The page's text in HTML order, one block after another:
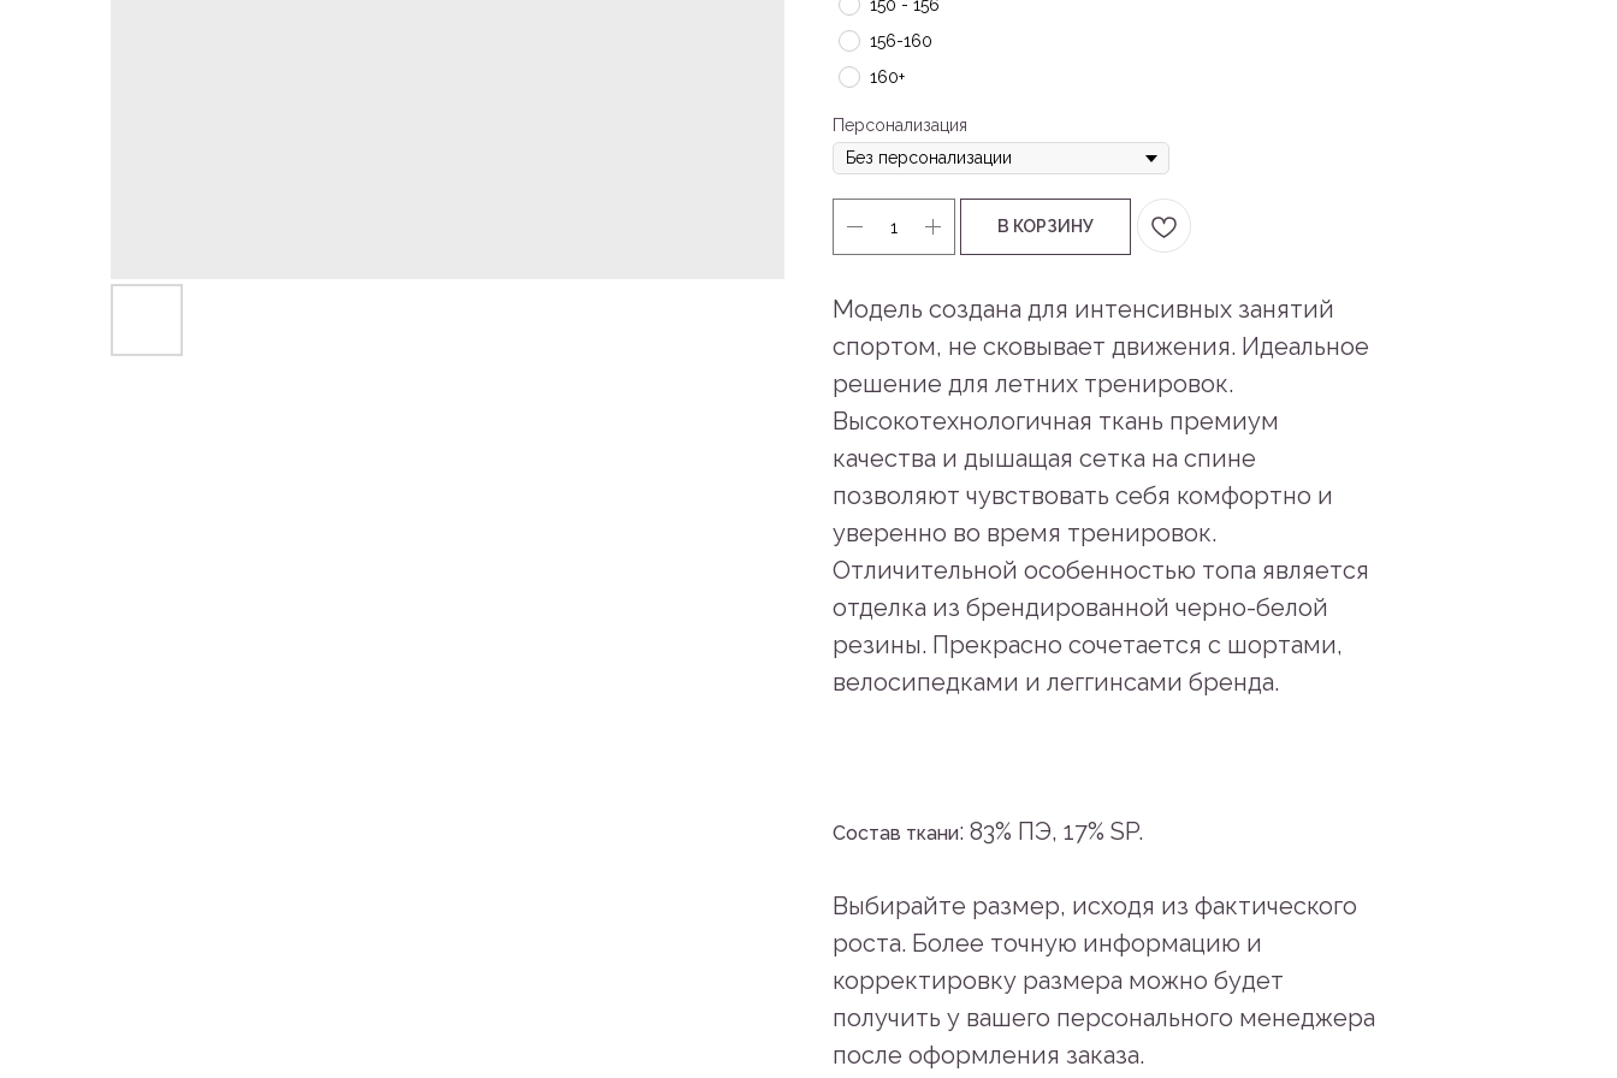
150 - 156
156-160
160+
Персонализация
В КОРЗИНУ
Модель создана для интенсивных занятий
спортом, не сковывает движения. Идеальное
решение для летних тренировок.
Высокотехнологичная ткань премиум
качества и дышащая сетка на спине
позволяют чувствовать себя комфортно и
уверенно во время тренировок.
Отличительной особенностью топа является
отделка из брендированной черно-белой
резины. Прекрасно сочетается с шортами,
велосипедками и леггинсами бренда.
Состав ткани: 83% ПЭ, 17% SP.
Выбирайте размер, исходя из фактического
роста. Более точную информацию и
корректировку размера можно будет
получить у вашего персонального менеджера
после оформления заказа.